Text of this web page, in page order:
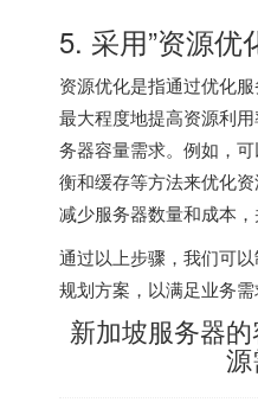
5. 采用”资源优
资源优化是指通过优化
最大程度地提高资源利
务器容量需求。例如，
衡和缓存等方法来优化
减少服务器数量和成本，
通过以上步骤，我们可以
规划方案，以满足业务需
新加坡服务器